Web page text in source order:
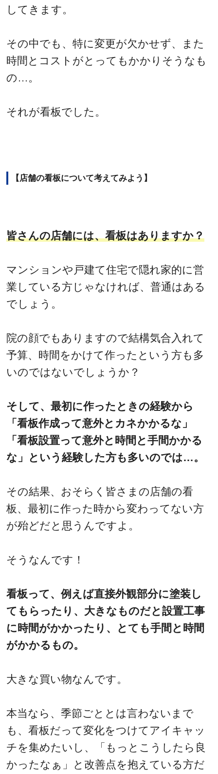
してきます。
その中でも、特に変更が欠かせず、また
時間とコストがとってもかかりそうなも
の…。
それが看板でした。
【店舗の看板について考えてみよう】
皆さんの店舗には、看板はありますか？
マンションや戸建て住宅で隠れ家的に営
業している方じゃなければ、普通はある
でしょう。
院の顔でもありますので結構気合入れて
予算、時間をかけて作ったという方も多
いのではないでしょうか？
そして、最初に作ったときの経験から
「看板作成って意外とカネかかるな」
「看板設置って意外と時間と手間かかる
な」という経験した方も多いのでは…。
その結果、おそらく皆さまの店舗の看
板、最初に作った時から変わってない方
が殆どだと思うんですよ。
そうなんです！
看板って、例えば直接外観部分に塗装し
てもらったり、大きなものだと設置工事
に時間がかかったり、とても手間と時間
がかかるもの。
大きな買い物なんです。
本当なら、季節ごととは言わないまで
も、看板だって変化をつけてアイキャッ
チを集めたいし、「もっとこうしたら良
かったなぁ」と改善点を抱えている方だ